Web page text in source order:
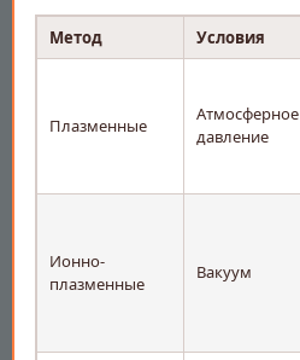
Метод Условия
Плазменные
Атмосферное
давление
Ионно-
плазменные
Вакуум